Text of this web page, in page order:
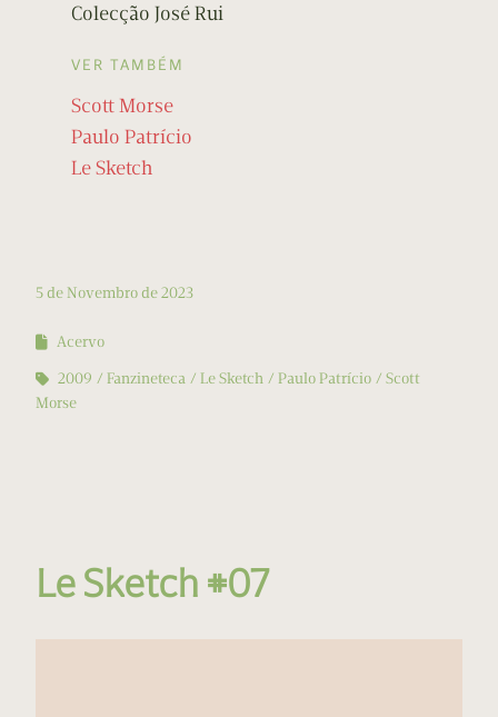
Colecção José Rui
VER TAMBÉM
Scott Morse
Paulo Patrício
Le Sketch
5 de Novembro de 2023
Acervo
2009
Fanzineteca Le Sketch Paulo Patrício
Scott
Morse
Le Sketch #07